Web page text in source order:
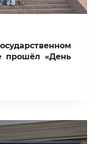
прошёл «День